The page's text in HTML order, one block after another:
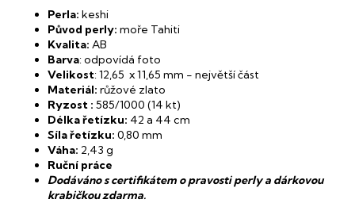
Perla: keshi
Původ perly: moře Tahiti
Kvalita: AB
Barva: odpovídá foto
Velikost: 12,65 x 11,65 mm - největší část
Materiál: růžové zlato
Ryzost : 585/1000 (14 kt)
Délka řetízku: 42 a 44 cm
Síla řetízku: 0,80 mm
Váha: 2,43 g
Ruční práce
Dodáváno s certifikátem o pravosti perly a dárkovou
krabičkou zdarma.